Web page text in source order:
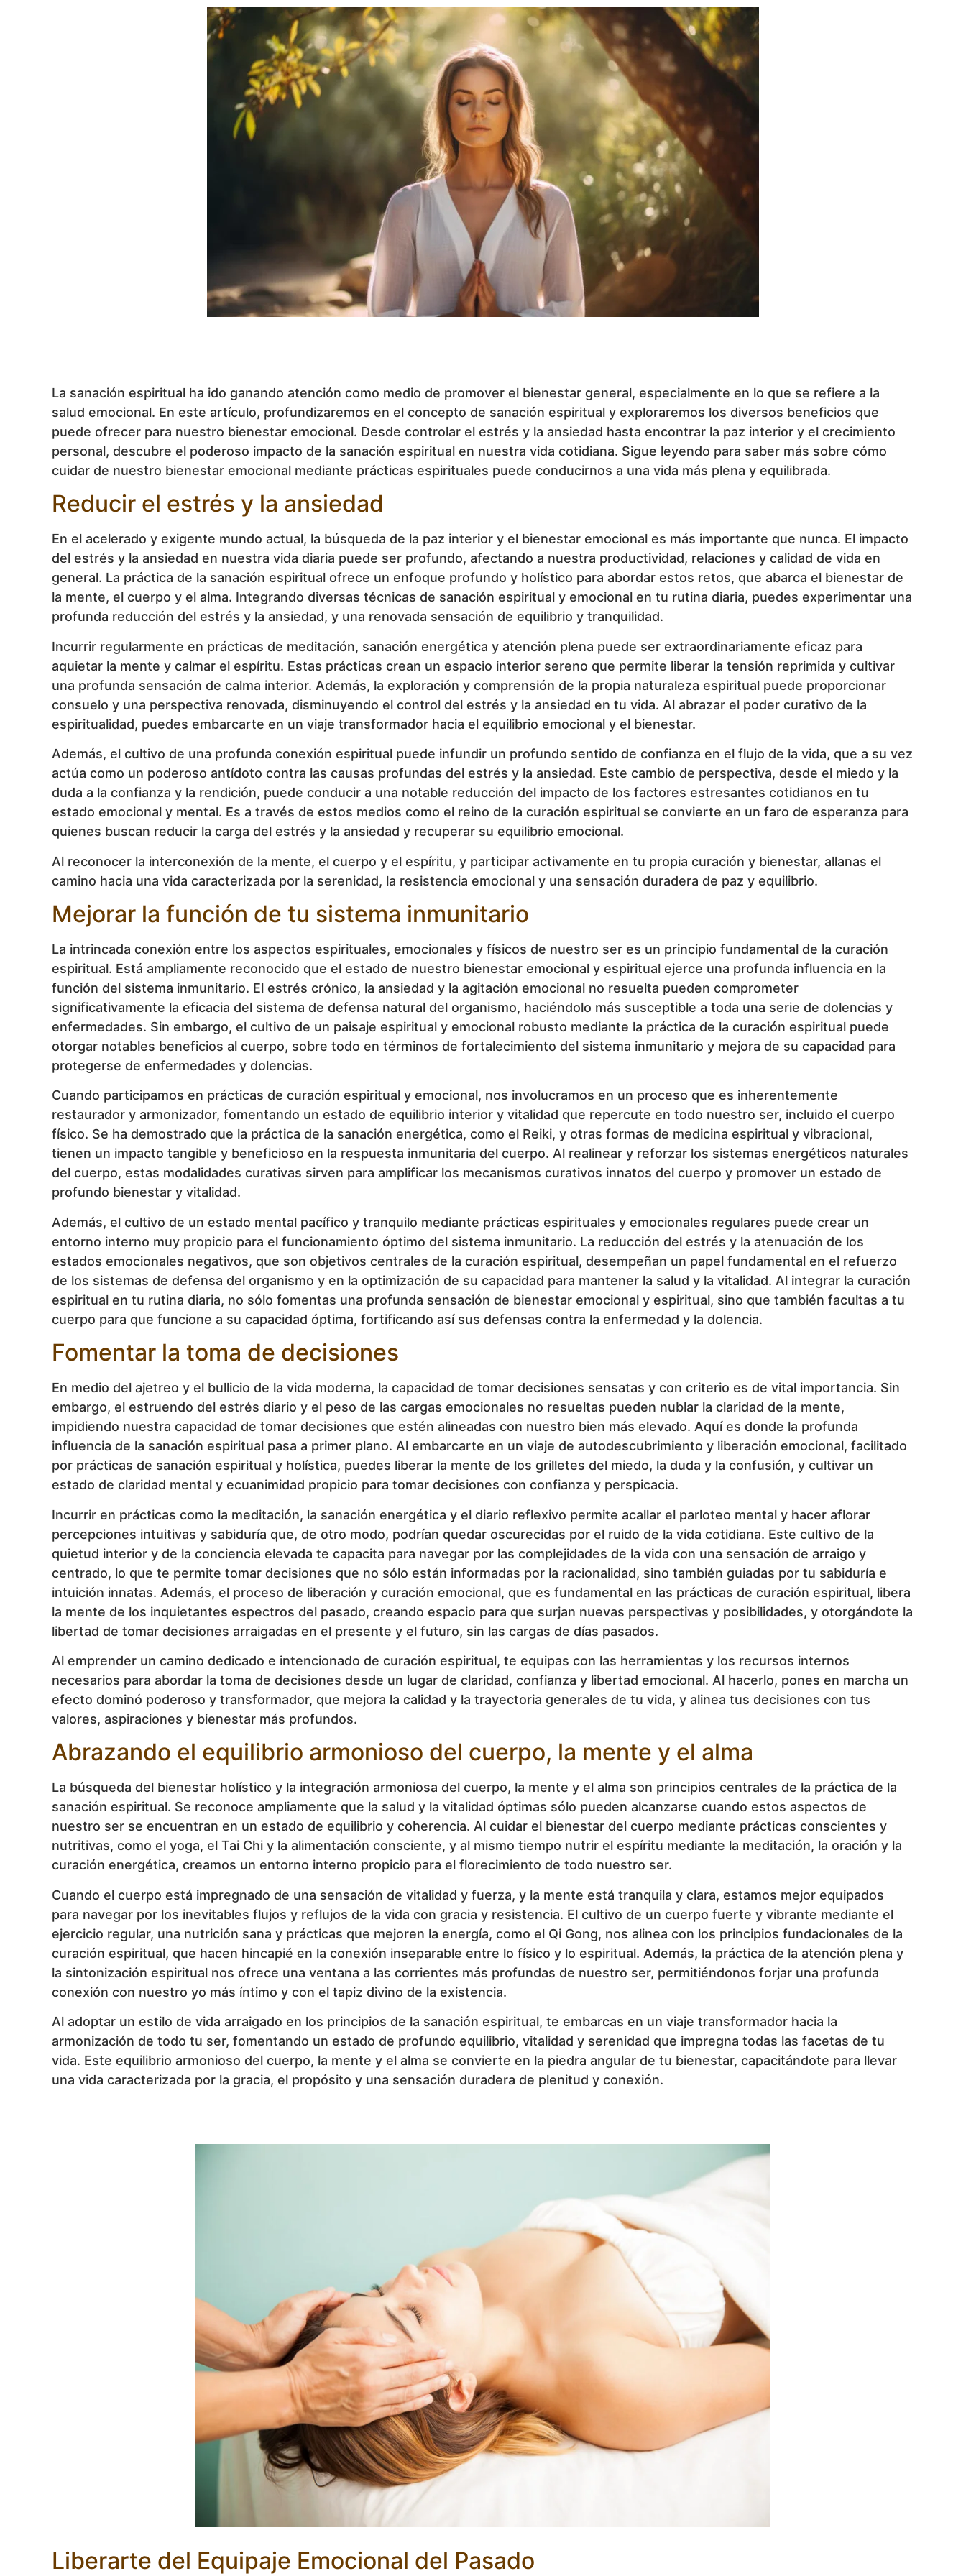
La sanación espiritual ha ido ganando atención como medio de promover el bienestar general, especialmente en lo que se refiere a la
salud emocional. En este artículo, profundizaremos en el concepto de sanación espiritual y exploraremos los diversos beneficios que
puede ofrecer para nuestro bienestar emocional. Desde controlar el estrés y la ansiedad hasta encontrar la paz interior y el crecimiento
personal, descubre el poderoso impacto de la sanación espiritual en nuestra vida cotidiana. Sigue leyendo para saber más sobre cómo
cuidar de nuestro bienestar emocional mediante prácticas espirituales puede conducirnos a una vida más plena y equilibrada.
Reducir el estrés y la ansiedad
En el acelerado y exigente mundo actual, la búsqueda de la paz interior y el bienestar emocional es más importante que nunca. El impacto
del estrés y la ansiedad en nuestra vida diaria puede ser profundo, afectando a nuestra productividad, relaciones y calidad de vida en
general. La práctica de la sanación espiritual ofrece un enfoque profundo y holístico para abordar estos retos, que abarca el bienestar de
la mente, el cuerpo y el alma. Integrando diversas técnicas de sanación espiritual y emocional en tu rutina diaria, puedes experimentar una
profunda reducción del estrés y la ansiedad, y una renovada sensación de equilibrio y tranquilidad.
Incurrir regularmente en prácticas de meditación, sanación energética y atención plena puede ser extraordinariamente eficaz para
aquietar la mente y calmar el espíritu. Estas prácticas crean un espacio interior sereno que permite liberar la tensión reprimida y cultivar
una profunda sensación de calma interior. Además, la exploración y comprensión de la propia naturaleza espiritual puede proporcionar
consuelo y una perspectiva renovada, disminuyendo el control del estrés y la ansiedad en tu vida. Al abrazar el poder curativo de la
espiritualidad, puedes embarcarte en un viaje transformador hacia el equilibrio emocional y el bienestar.
Además, el cultivo de una profunda conexión espiritual puede infundir un profundo sentido de confianza en el flujo de la vida, que a su vez
actúa como un poderoso antídoto contra las causas profundas del estrés y la ansiedad. Este cambio de perspectiva, desde el miedo y la
duda a la confianza y la rendición, puede conducir a una notable reducción del impacto de los factores estresantes cotidianos en tu
estado emocional y mental. Es a través de estos medios como el reino de la curación espiritual se convierte en un faro de esperanza para
quienes buscan reducir la carga del estrés y la ansiedad y recuperar su equilibrio emocional.
Al reconocer la interconexión de la mente, el cuerpo y el espíritu, y participar activamente en tu propia curación y bienestar, allanas el
camino hacia una vida caracterizada por la serenidad, la resistencia emocional y una sensación duradera de paz y equilibrio.
Mejorar la función de tu sistema inmunitario
La intrincada conexión entre los aspectos espirituales, emocionales y físicos de nuestro ser es un principio fundamental de la curación
espiritual. Está ampliamente reconocido que el estado de nuestro bienestar emocional y espiritual ejerce una profunda influencia en la
función del sistema inmunitario. El estrés crónico, la ansiedad y la agitación emocional no resuelta pueden comprometer
significativamente la eficacia del sistema de defensa natural del organismo, haciéndolo más susceptible a toda una serie de dolencias y
enfermedades. Sin embargo, el cultivo de un paisaje espiritual y emocional robusto mediante la práctica de la curación espiritual puede
otorgar notables beneficios al cuerpo, sobre todo en términos de fortalecimiento del sistema inmunitario y mejora de su capacidad para
protegerse de enfermedades y dolencias.
Cuando participamos en prácticas de curación espiritual y emocional, nos involucramos en un proceso que es inherentemente
restaurador y armonizador, fomentando un estado de equilibrio interior y vitalidad que repercute en todo nuestro ser, incluido el cuerpo
físico. Se ha demostrado que la práctica de la sanación energética, como el Reiki, y otras formas de medicina espiritual y vibracional,
tienen un impacto tangible y beneficioso en la respuesta inmunitaria del cuerpo. Al realinear y reforzar los sistemas energéticos naturales
del cuerpo, estas modalidades curativas sirven para amplificar los mecanismos curativos innatos del cuerpo y promover un estado de
profundo bienestar y vitalidad.
Además, el cultivo de un estado mental pacífico y tranquilo mediante prácticas espirituales y emocionales regulares puede crear un
entorno interno muy propicio para el funcionamiento óptimo del sistema inmunitario. La reducción del estrés y la atenuación de los
estados emocionales negativos, que son objetivos centrales de la curación espiritual, desempeñan un papel fundamental en el refuerzo
de los sistemas de defensa del organismo y en la optimización de su capacidad para mantener la salud y la vitalidad. Al integrar la curación
espiritual en tu rutina diaria, no sólo fomentas una profunda sensación de bienestar emocional y espiritual, sino que también facultas a tu
cuerpo para que funcione a su capacidad óptima, fortificando así sus defensas contra la enfermedad y la dolencia.
Fomentar la toma de decisiones
En medio del ajetreo y el bullicio de la vida moderna, la capacidad de tomar decisiones sensatas y con criterio es de vital importancia. Sin
embargo, el estruendo del estrés diario y el peso de las cargas emocionales no resueltas pueden nublar la claridad de la mente,
impidiendo nuestra capacidad de tomar decisiones que estén alineadas con nuestro bien más elevado. Aquí es donde la profunda
influencia de la sanación espiritual pasa a primer plano. Al embarcarte en un viaje de autodescubrimiento y liberación emocional, facilitado
por prácticas de sanación espiritual y holística, puedes liberar la mente de los grilletes del miedo, la duda y la confusión, y cultivar un
estado de claridad mental y ecuanimidad propicio para tomar decisiones con confianza y perspicacia.
Incurrir en prácticas como la meditación, la sanación energética y el diario reflexivo permite acallar el parloteo mental y hacer aflorar
percepciones intuitivas y sabiduría que, de otro modo, podrían quedar oscurecidas por el ruido de la vida cotidiana. Este cultivo de la
quietud interior y de la conciencia elevada te capacita para navegar por las complejidades de la vida con una sensación de arraigo y
centrado, lo que te permite tomar decisiones que no sólo están informadas por la racionalidad, sino también guiadas por tu sabiduría e
intuición innatas. Además, el proceso de liberación y curación emocional, que es fundamental en las prácticas de curación espiritual, libera
la mente de los inquietantes espectros del pasado, creando espacio para que surjan nuevas perspectivas y posibilidades, y otorgándote la
libertad de tomar decisiones arraigadas en el presente y el futuro, sin las cargas de días pasados.
Al emprender un camino dedicado e intencionado de curación espiritual, te equipas con las herramientas y los recursos internos
necesarios para abordar la toma de decisiones desde un lugar de claridad, confianza y libertad emocional. Al hacerlo, pones en marcha un
efecto dominó poderoso y transformador, que mejora la calidad y la trayectoria generales de tu vida, y alinea tus decisiones con tus
valores, aspiraciones y bienestar más profundos.
Abrazando el equilibrio armonioso del cuerpo, la mente y el alma
La búsqueda del bienestar holístico y la integración armoniosa del cuerpo, la mente y el alma son principios centrales de la práctica de la
sanación espiritual. Se reconoce ampliamente que la salud y la vitalidad óptimas sólo pueden alcanzarse cuando estos aspectos de
nuestro ser se encuentran en un estado de equilibrio y coherencia. Al cuidar el bienestar del cuerpo mediante prácticas conscientes y
nutritivas, como el yoga, el Tai Chi y la alimentación consciente, y al mismo tiempo nutrir el espíritu mediante la meditación, la oración y la
curación energética, creamos un entorno interno propicio para el florecimiento de todo nuestro ser.
Cuando el cuerpo está impregnado de una sensación de vitalidad y fuerza, y la mente está tranquila y clara, estamos mejor equipados
para navegar por los inevitables flujos y reflujos de la vida con gracia y resistencia. El cultivo de un cuerpo fuerte y vibrante mediante el
ejercicio regular, una nutrición sana y prácticas que mejoren la energía, como el Qi Gong, nos alinea con los principios fundacionales de la
curación espiritual, que hacen hincapié en la conexión inseparable entre lo físico y lo espiritual. Además, la práctica de la atención plena y
la sintonización espiritual nos ofrece una ventana a las corrientes más profundas de nuestro ser, permitiéndonos forjar una profunda
conexión con nuestro yo más íntimo y con el tapiz divino de la existencia.
Al adoptar un estilo de vida arraigado en los principios de la sanación espiritual, te embarcas en un viaje transformador hacia la
armonización de todo tu ser, fomentando un estado de profundo equilibrio, vitalidad y serenidad que impregna todas las facetas de tu
vida. Este equilibrio armonioso del cuerpo, la mente y el alma se convierte en la piedra angular de tu bienestar, capacitándote para llevar
una vida caracterizada por la gracia, el propósito y una sensación duradera de plenitud y conexión.
Liberarte del Equipaje Emocional del Pasado